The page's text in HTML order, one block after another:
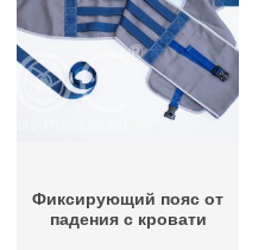
Фиксирующий пояс от
падения с кровати